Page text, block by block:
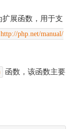
展函数，用于支
http://php.net/manual/
函数，该函数主要